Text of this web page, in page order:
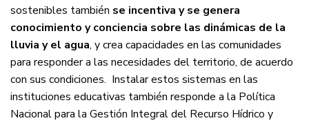
sostenibles también se incentiva y se genera
conocimiento y conciencia sobre las dinámicas de la
lluvia y el agua, y crea capacidades en las comunidades
para responder a las necesidades del territorio, de acuerdo
con sus condiciones. Instalar estos sistemas en las
instituciones educativas también responde a la Política
Nacional para la Gestión Integral del Recurso Hídrico y